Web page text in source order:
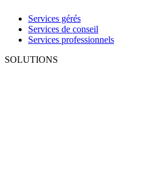
Services gérés
Services de conseil
Services professionnels
SOLUTIONS